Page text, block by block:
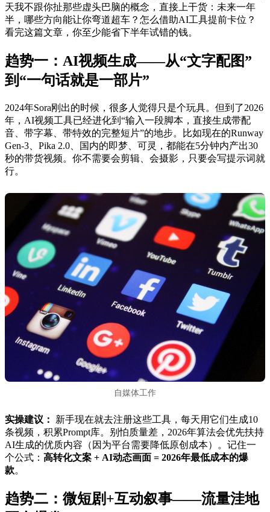
天我不跟你扯那些虚头巴脑的概念，直接上干货：未来一年
半，哪些方向能让你弯道超车？怎么借助AI工具提前卡位？
看完这篇文章，你至少能省下半年试错的钱。
趋势一：AI视频生成——从“文字配图”
到“一句话就是一部片”
2024年Sora刚出的时候，很多人觉得只是个玩具。但到了2026
年，AI视频工具已经进化到“输入一段脚本，直接生成带配
音、带字幕、带特效的完整短片”的地步。比如现在的Runway
Gen-3、Pika 2.0、国内的即梦、可灵，都能在5分钟内产出30
秒的带货视频。你不需要会剪辑、会摄影，只要会写提示词就
行。
自媒体工作
实操建议：
新手现在就去注册这些工具，每天用它们生成10
条视频，积累Prompt库。别怕质量差，2026年算法会优先扶持
AI生成的优质内容（因为平台需要降低原创成本）。记住一
个公式： 高转化文案 + AI动态画面 = 2026年最低成本的爆
款。
趋势二：微短剧+互动叙事——流量洼地